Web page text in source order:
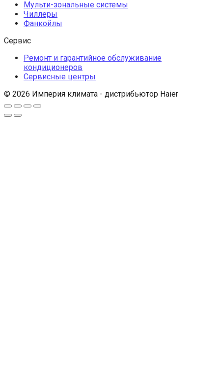
Мульти-зональные системы
Чиллеры
Фанкойлы
Сервис
Ремонт и гарантийное обслуживание
кондиционеров
Сервисные центры
© 2026 Империя климата - дистрибьютор Haier